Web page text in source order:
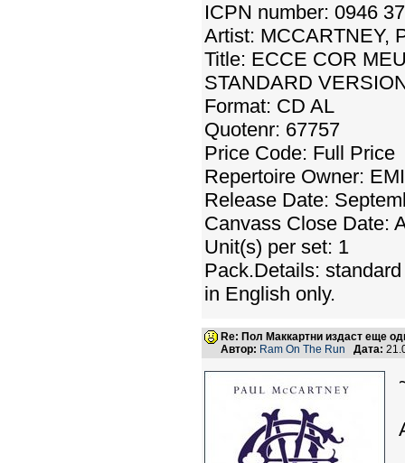
ICPN number: 0946
Artist: MCCARTNEY,
Title: ECCE COR
STANDARD
Format: CD AL
Quotenr: 67757
Price Code: Full Price
Repertoire Owner:
Release Date:
Canvass Close Date:
Unit(s) per set: 1
Pack.Details:
in English only.
Re: Пол Маккартни издаст еще
Автор: Ram On The Run Дата: